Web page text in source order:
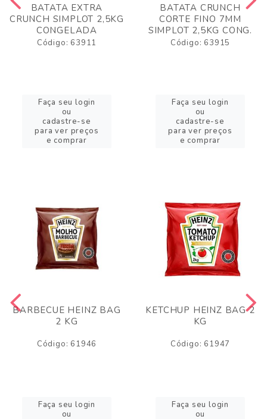
BATATA EXTRA
CRUNCH SIMPLOT 2,5KG
CONGELADA
Código: 63911
Faça seu login
ou
cadastre-se
para ver preços
e comprar
BATATA CRUNCH
CORTE FINO 7MM
SIMPLOT 2,5KG CONG.
Código: 63915
Faça seu login
ou
cadastre-se
para ver preços
e comprar
BARBECUE HEINZ BAG
2 KG
Código: 61946
Faça seu login
ou
KETCHUP HEINZ BAG 2
KG
Código: 61947
Faça seu login
ou